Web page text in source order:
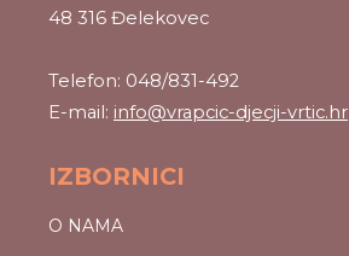
48 316 Đelekovec
Telefon: 048/831-492
E-mail: info@vrapcic-djecji-vrtic.hr
IZBORNICI
O NAMA